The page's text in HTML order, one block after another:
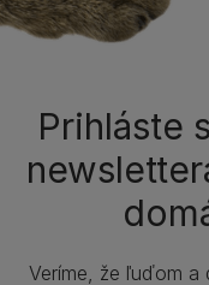
Prihláste
Veríme, že ľuďom a